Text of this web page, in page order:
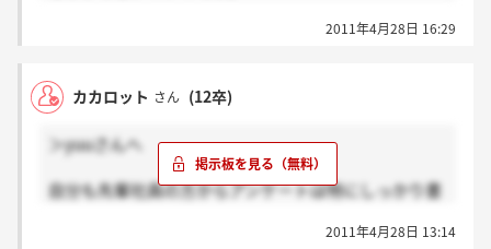
2011年4月28日 16:29
カカロット さん (12卒)
＞yuuさんへ
自分も先輩社員の方からアンケートは特にしっかり書
2011年4月28日 13:14